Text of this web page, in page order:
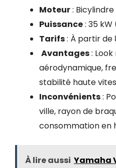
Moteur:
Puissance: 35
Tarifs: À partir de
Avantages:
aérodynamique,
stabilité haute
Inconvénients:
ville, rayon de
consommation en
À lire aussi Yamaha